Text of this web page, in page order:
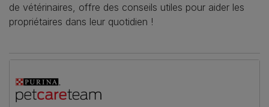
de vétérinaires, offre des conseils utiles pour aider les
propriétaires dans leur quotidien !